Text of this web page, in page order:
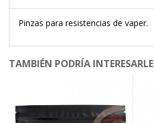
Pinzas para resistencias de vaper.
TAMBIÉN PODRÍA INTERESARLE